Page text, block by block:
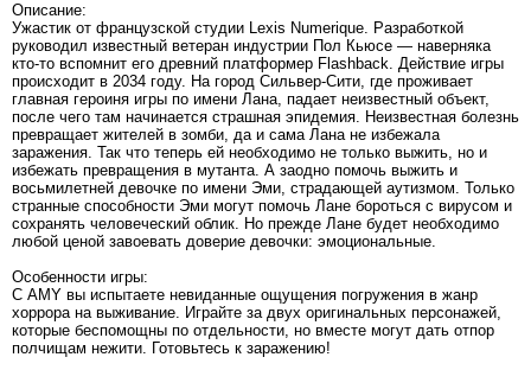
Описание:
Ужастик от французской студии Lexis Numerique. Разработкой
руководил известный ветеран индустрии Пол Кьюсе — наверняка
кто-то вспомнит его древний платформер Flashback. Действие игры
происходит в 2034 году. На город Сильвер-Сити, где проживает
главная героиня игры по имени Лана, падает неизвестный объект,
после чего там начинается страшная эпидемия. Неизвестная болезнь
превращает жителей в зомби, да и сама Лана не избежала
заражения. Так что теперь ей необходимо не только выжить, но и
избежать превращения в мутанта. А заодно помочь выжить и
восьмилетней девочке по имени Эми, страдающей аутизмом. Только
странные способности Эми могут помочь Лане бороться с вирусом и
сохранять человеческий облик. Но прежде Лане будет необходимо
любой ценой завоевать доверие девочки: эмоциональные.
Особенности игры:
С AMY вы испытаете невиданные ощущения погружения в жанр
хоррора на выживание. Играйте за двух оригинальных персонажей,
которые беспомощны по отдельности, но вместе могут дать отпор
полчищам нежити. Готовьтесь к заражению!